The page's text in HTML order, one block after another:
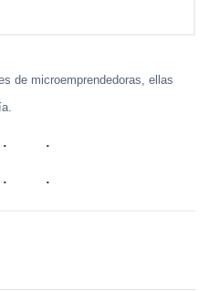
de microemprendedoras, ellas